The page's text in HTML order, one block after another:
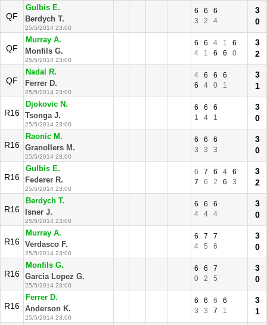
QF
Gulbis E.
Berdych T.
25/5/2014 23:00
6 6
6
3
2 4
3
0
QF
Murray A.
Monfils G.
25/5/2014 23:00
6 6 4 1
6
4
1 6 6 0
3
2
QF
Nadal R.
Ferrer D.
25/5/2014 23:00
4 6 6
6
6
4 0 1
3
1
R16
Djokovic N.
Tsonga J.
25/5/2014 23:00
6 6
6
1
4 1
3
0
R16
Raonic M.
Granollers M.
25/5/2014 23:00
6 6
6
3
3 3
3
0
R16
Gulbis E.
Federer R.
25/5/2014 23:00
6 7 6 4
6
7
6 2 6 3
3
2
R16
Berdych T.
Isner J.
25/5/2014 23:00
6 6
6
4
4 4
3
0
R16
Murray A.
Verdasco F.
25/5/2014 23:00
6 7
7
4
5 6
3
0
R16
Monfils G.
Garcia Lopez G.
25/5/2014 23:00
6 6
7
0
2 5
3
0
R16
Ferrer D.
Anderson K.
25/5/2014 23:00
6 6 6
6
3
3 7 1
3
1